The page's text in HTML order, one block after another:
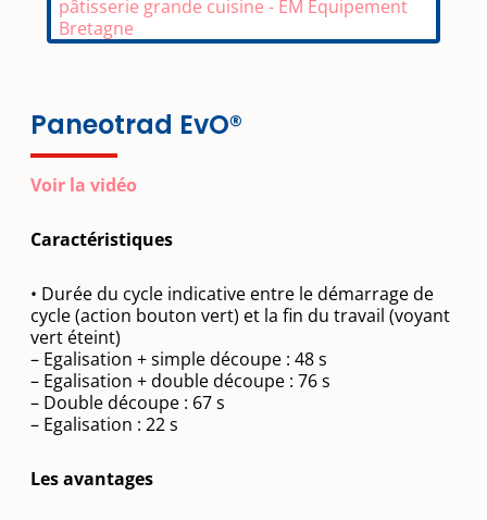
Paneotrad EvO®
Voir la vidéo
Caractéristiques
• Durée du cycle indicative entre le démarrage de
cycle (action bouton vert) et la fin du travail (voyant
vert éteint)
– Egalisation + simple découpe : 48 s
– Egalisation + double découpe : 76 s
– Double découpe : 67 s
– Egalisation : 22 s
Les avantages